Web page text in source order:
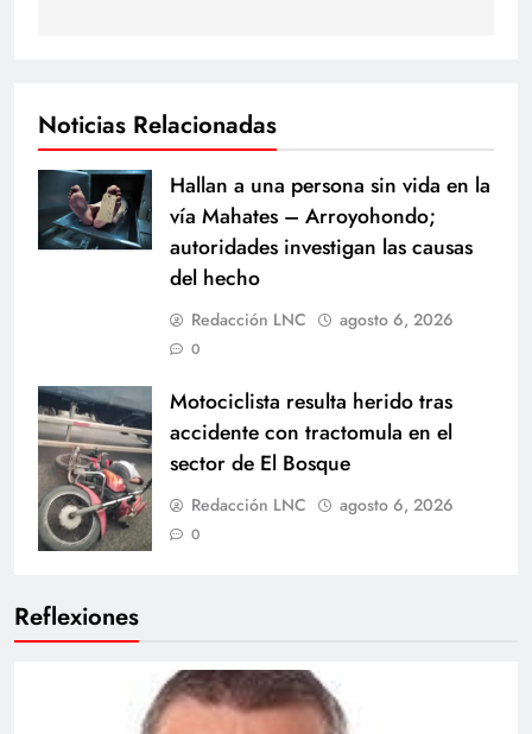
Reflexiones
Noticias Relacionadas
Hallan a una persona sin vida en la
vía Mahates – Arroyohondo;
autoridades investigan las causas
del hecho
Redacción LNC agosto 6, 2026
0
Motociclista resulta herido tras
accidente con tractomula en el
sector de El Bosque
Redacción LNC agosto 6, 2026
0